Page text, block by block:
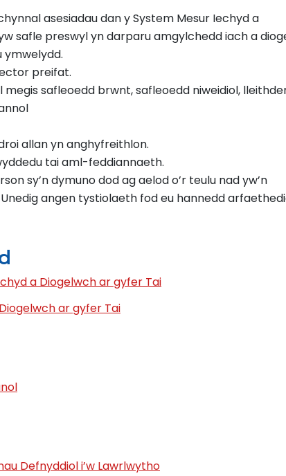
asesiadau dan y System Mesur Iechyd a
safle preswyl yn darparu amgylchedd iach a
preifat.
safleoedd brwnt, safleoedd niweidiol,
allan yn anghyfreithlon.
tai aml-feddiannaeth.
sy’n dymuno dod ag aelod o’r teulu nad yw’n
angen tystiolaeth fod eu hannedd
a Diogelwch ar gyfer Tai
ar gyfer Tai
Defnyddiol i’w Lawrlwytho